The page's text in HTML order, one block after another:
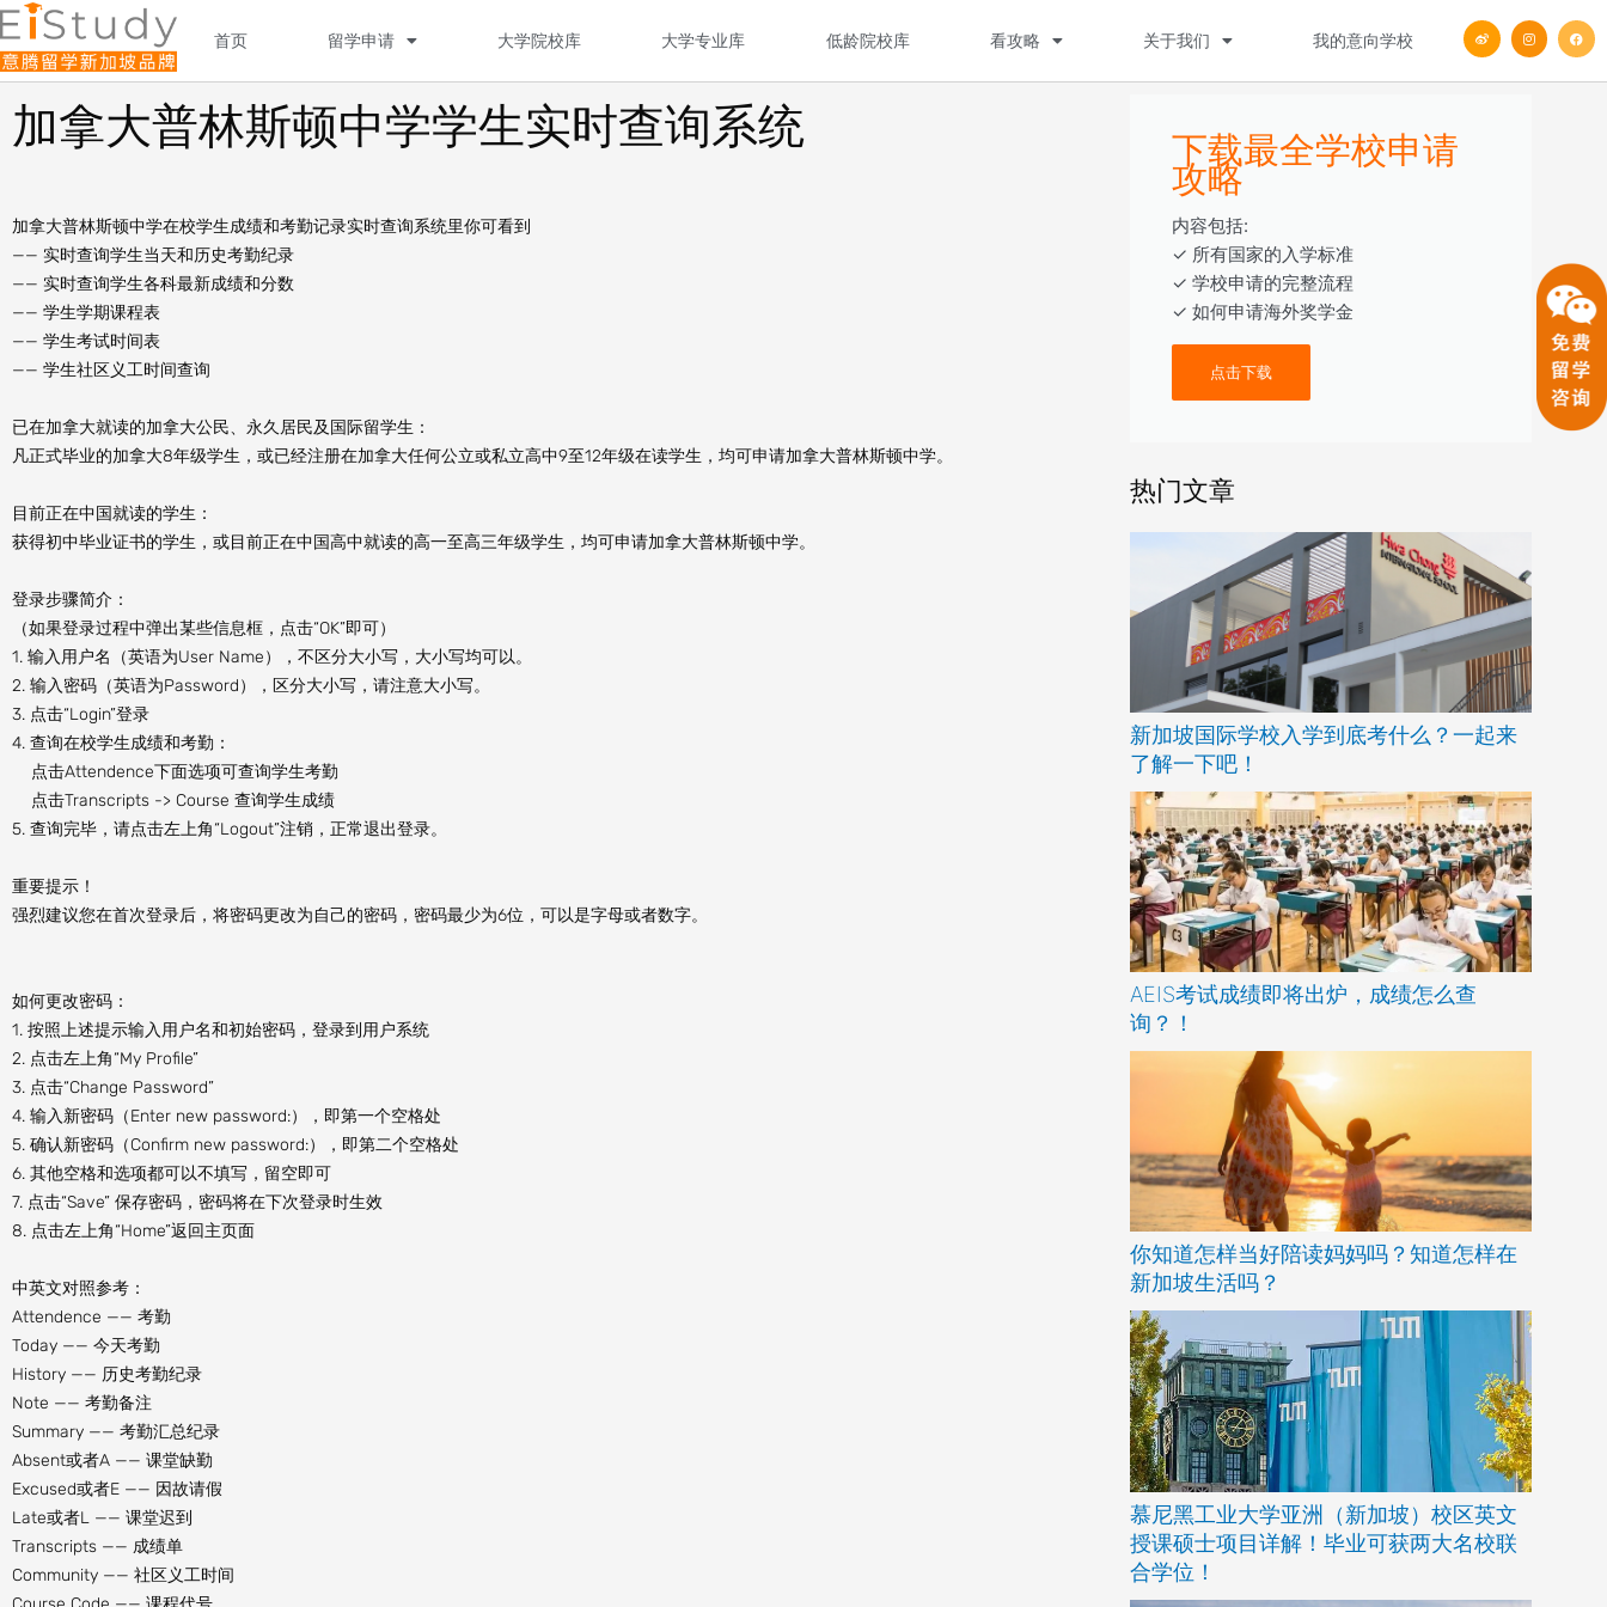
Skip
to
content
首页 留学申请 大学院校库 大学专业库 低龄院校库 看攻略 关于我们 我的意向学校
W
e
o
I
n
a
F
a
b
加拿大普林斯顿中学学生实时查询系统
加拿大普林斯顿中学在校学生成绩和考勤记录实时查询系统里你可看到
—— 实时查询学生当天和历史考勤纪录
—— 实时查询学生各科最新成绩和分数
—— 学生学期课程表
—— 学生考试时间表
—— 学生社区义工时间查询
已在加拿大就读的加拿大公民、永久居民及国际留学生：
凡正式毕业的加拿大8年级学生，或已经注册在加拿大任何公立或私立高中9至12年级在读学生，均可申请加拿大普林斯顿中学。
目前正在中国就读的学生：
获得初中毕业证书的学生，或目前正在中国高中就读的高一至高三年级学生，均可申请加拿大普林斯顿中学。
登录步骤简介：
（如果登录过程中弹出某些信息框，点击“OK”即可）
1. 输入用户名（英语为User Name），不区分大小写，大小写均可以。
2. 输入密码（英语为Password），区分大小写，请注意大小写。
3. 点击“Login”登录
4. 查询在校学生成绩和考勤：
点击Attendence下面选项可查询学生考勤
点击Transcripts -> Course 查询学生成绩
5. 查询完毕，请点击左上角“Logout”注销，正常退出登录。
重要提示！
强烈建议您在首次登录后，将密码更改为自己的密码，密码最少为6位，可以是字母或者数字。
如何更改密码：
1. 按照上述提示输入用户名和初始密码，登录到用户系统
2. 点击左上角“My Profile”
3. 点击“Change Password”
4. 输入新密码（Enter new password:），即第一个空格处
5. 确认新密码（Confirm new password:），即第二个空格处
6. 其他空格和选项都可以不填写，留空即可
7. 点击“Save” 保存密码，密码将在下次登录时生效
8. 点击左上角“Home”返回主页面
中英文对照参考：
Attendence —— 考勤
Today —— 今天考勤
History —— 历史考勤纪录
Note —— 考勤备注
Summary —— 考勤汇总纪录
Absent或者A —— 课堂缺勤
Excused或者E —— 因故请假
Late或者L —— 课堂迟到
Transcripts —— 成绩单
Community —— 社区义工时间
下载最全学校申请
攻略
内容包括:
‎‏‏‎‎‏‏‎‎‏✓ ‎所有国家的入学标准
✓ 学校申请的完整流程
✓ 如何申请海外奖学金
点击下载
热门文章
新加坡国际学校入学到底考什么？一起来
了解一下吧！
AEIS考试成绩即将出炉，成绩怎么查
询？！
你知道怎样当好陪读妈妈吗？知道怎样在
新加坡生活吗？
慕尼黑工业大学亚洲（新加坡）校区英文
授课硕士项目详解！毕业可获两大名校联
合学位！